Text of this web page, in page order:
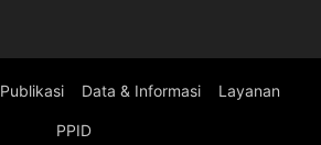
Publikasi Data & Informasi Layanan
PPID